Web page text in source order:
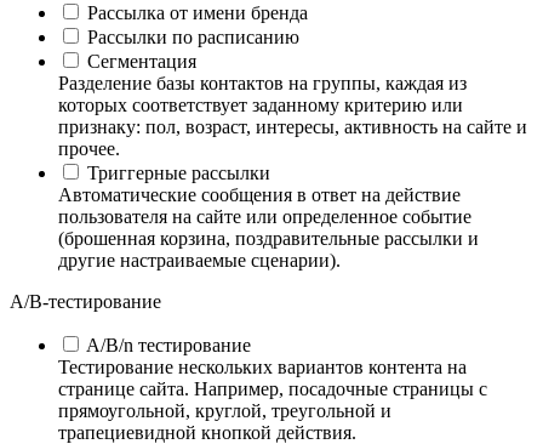
Рассылка от имени бренда
Рассылки по расписанию
Сегментация
Разделение базы контактов на группы, каждая из
которых соответствует заданному критерию или
признаку: пол, возраст, интересы, активность на сайте и
прочее.
Триггерные рассылки
Автоматические сообщения в ответ на действие
пользователя на сайте или определенное событие
(брошенная корзина, поздравительные рассылки и
другие настраиваемые сценарии).
А/B-тестирование
A/B/n тестирование
Тестирование нескольких вариантов контента на
странице сайта. Например, посадочные страницы с
прямоугольной, круглой, треугольной и
трапециевидной кнопкой действия.